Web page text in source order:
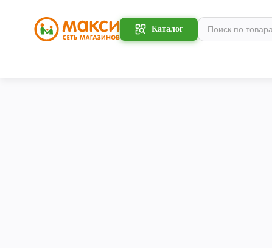
Каталог